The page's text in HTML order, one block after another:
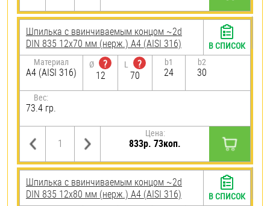
Шпилька c ввинчиваемым концом ~2d
DIN 835 12х70 мм (нерж.) A4 (AISI 316)
Материал
A4 (AISI 316)
Ø
?
12
L
?
70
b1
24
b2
30
Вес:
73.4 гр.
Цена:
833р. 73коп.
В СПИСОК
Шпилька c ввинчиваемым концом ~2d
DIN 835 12х80 мм (нерж.) A4 (AISI 316)
В СПИСОК